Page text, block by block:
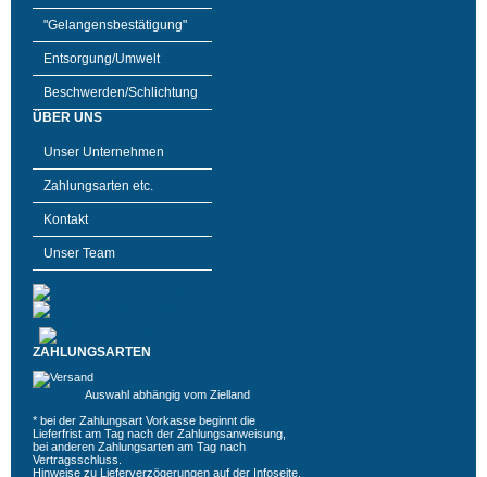
"Gelangensbestätigung"
Entsorgung/Umwelt
Beschwerden/Schlichtung
ÜBER UNS
Unser Unternehmen
Zahlungsarten etc.
Kontakt
Unser Team
ZAHLUNGSARTEN
Auswahl abhängig vom Zielland
* bei der Zahlungsart Vorkasse beginnt die
Lieferfrist am Tag nach der Zahlungsanweisung,
bei anderen Zahlungsarten am Tag nach
Vertragsschluss.
Hinweise zu Lieferverzögerungen auf der Infoseite